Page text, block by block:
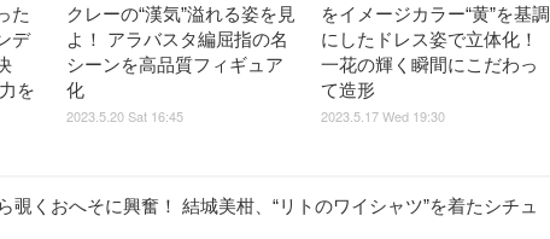
た
デ
を
クレーの“漢気”溢れる姿を見
よ！ アラバスタ編屈指の名
シーンを高品質フィギュア
化
2023.5.20 Sat 16:45
をイメージカラー“黄”を基調
にしたドレス姿で立体化！
一花の輝く瞬間にこだわっ
て造形
2023.5.17 Wed 19:30
覗くおへそに興奮！ 結城美柑、“リトのワイシャツ”を着たシチュ